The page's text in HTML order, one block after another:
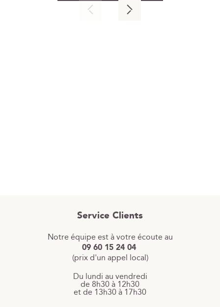
Service Clients
Notre équipe est à votre écoute au
09 60 15 24 04
(prix d'un appel local)
Du lundi au vendredi
de 8h30 à 12h30
et de 13h30 à 17h30